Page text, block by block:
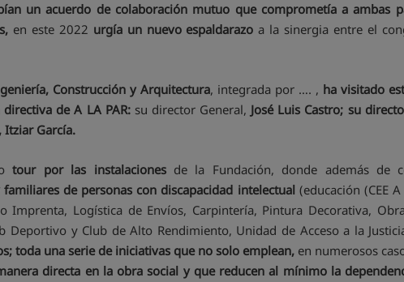
un acuerdo de colaboración mutuo que comprometía a ambas
en este 2022 urgía un nuevo espaldarazo a la sinergia entre el
Construcción y Arquitectura, integrada por …. , ha visitado
directiva de A LA PAR: su director General, José Luis Castro; su
Itziar García.
tour por las instalaciones de la Fundación, donde además de
de personas con discapacidad intelectual (educación (CEE
Imprenta, Logística de Envíos, Carpintería, Pintura Decorativa,
y Club de Alto Rendimiento, Unidad de Acceso a la
toda una serie de iniciativas que no solo emplean, en numerosos
directa en la obra social y que reducen al mínimo la